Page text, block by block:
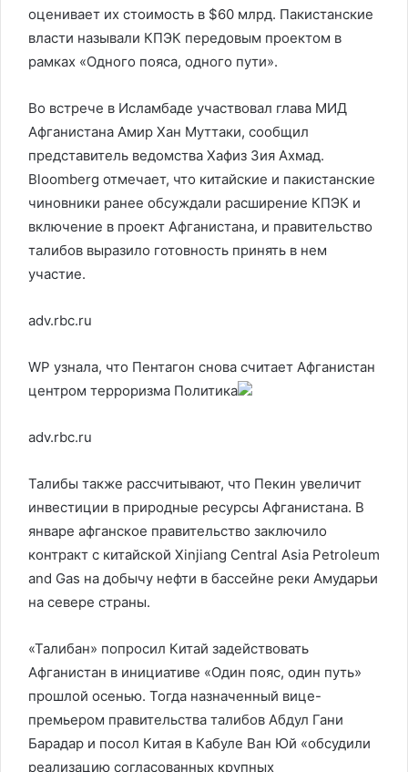
оценивает их стоимость в $60 млрд. Пакистанские
власти называли КПЭК передовым проектом в
рамках «Одного пояса, одного пути».
Во встрече в Исламбаде участвовал глава МИД
Афганистана Амир Хан Муттаки, сообщил
представитель ведомства Хафиз Зия Ахмад.
Bloomberg отмечает, что китайские и пакистанские
чиновники ранее обсуждали расширение КПЭК и
включение в проект Афганистана, и правительство
талибов выразило готовность принять в нем
участие.
adv.rbc.ru
WP узнала, что Пентагон снова считает Афганистан
центром терроризма Политика
adv.rbc.ru
Талибы также рассчитывают, что Пекин увеличит
инвестиции в природные ресурсы Афганистана. В
январе афганское правительство заключило
контракт с китайской Xinjiang Central Asia Petroleum
and Gas на добычу нефти в бассейне реки Амударьи
на севере страны.
«Талибан» попросил Китай задействовать
Афганистан в инициативе «Один пояс, один путь»
прошлой осенью. Тогда назначенный вице-
премьером правительства талибов Абдул Гани
Барадар и посол Китая в Кабуле Ван Юй «обсудили
реализацию согласованных крупных